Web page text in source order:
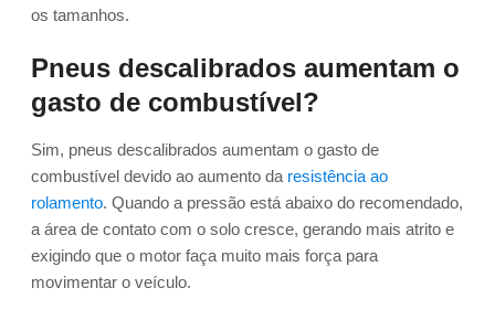
os tamanhos.
Pneus descalibrados aumentam o
gasto de combustível?
Sim, pneus descalibrados aumentam o gasto de
combustível devido ao aumento da resistência ao
rolamento. Quando a pressão está abaixo do recomendado,
a área de contato com o solo cresce, gerando mais atrito e
exigindo que o motor faça muito mais força para
movimentar o veículo.